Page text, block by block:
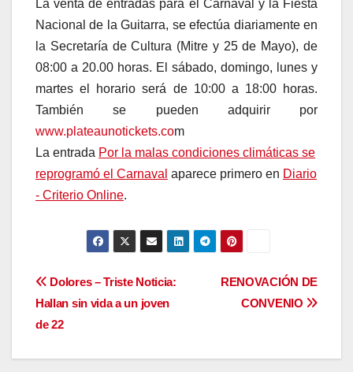
La venta de entradas para el Carnaval y la Fiesta
Nacional de la Guitarra, se efectúa diariamente en
la Secretaría de Cultura (Mitre y 25 de Mayo), de
08:00 a 20.00 horas. El sábado, domingo, lunes y
martes el horario será de 10:00 a 18:00 horas.
También se pueden adquirir por
www.plateaunotickets.com
La entrada Por la malas condiciones climáticas se
reprogramó el Carnaval aparece primero en Diario
- Criterio Online.
Navegación
de
entradas
RENOVACIÓN DE
CONVENIO
Dolores – Triste Noticia:
Hallan sin vida a un joven
de 22